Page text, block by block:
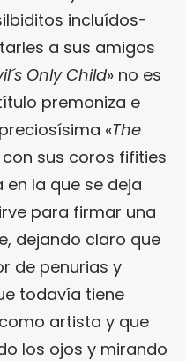
incluídos-
a sus amigos
Only Child» no es
premoniza e
«The
con sus coros fifities
la que se deja
para firmar una
dejando claro que
de penurias y
todavía tiene
artista y que
los ojos y mirando